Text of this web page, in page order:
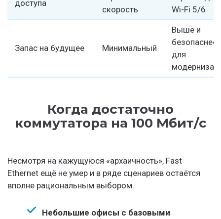
доступа
скорость
Wi-Fi 5/6
Запас на будущее Минимальный
Выше и
безопаснее
для
Когда достаточно
коммутатора на 100 Мбит/с
Несмотря на кажущуюся «архаичность», Fast
Ethernet ещё не умер и в ряде сценариев остаётся
вполне рациональным выбором.
Небольшие офисы с базовыми